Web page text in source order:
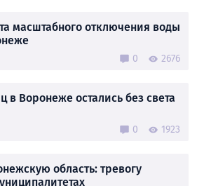
масштабного отключения воды
0 2676
в Воронеже остались без света
0 1923
область: тревогу